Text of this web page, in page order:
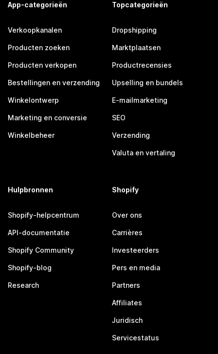
App-categorieën
Verkoopkanalen
Producten zoeken
Producten verkopen
Bestellingen en verzending
Winkelontwerp
Marketing en conversie
Winkelbeheer
Topcategorieën
Dropshipping
Marktplaatsen
Productrecensies
Upselling en bundels
E-mailmarketing
SEO
Verzending
Valuta en vertaling
Hulpbronnen
Shopify-helpcentrum
API-documentatie
Shopify Community
Shopify-blog
Research
Shopify
Over ons
Carrières
Investeerders
Pers en media
Partners
Affiliates
Juridisch
Servicestatus